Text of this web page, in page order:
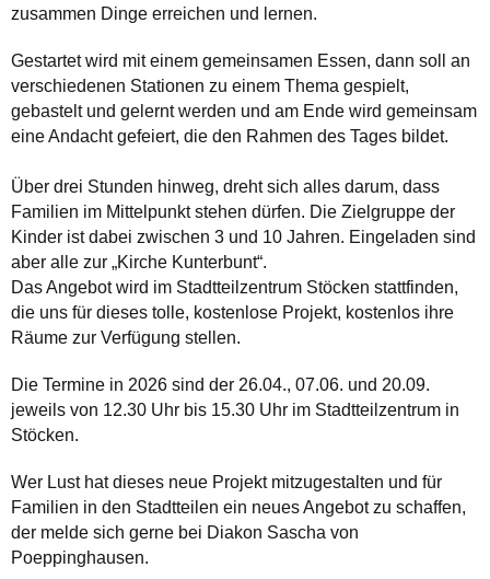
zusammen Dinge erreichen und lernen.
Gestartet wird mit einem gemeinsamen Essen, dann soll an
verschiedenen Stationen zu einem Thema gespielt,
gebastelt und gelernt werden und am Ende wird gemeinsam
eine Andacht gefeiert, die den Rahmen des Tages bildet.
Über drei Stunden hinweg, dreht sich alles darum, dass
Familien im Mittelpunkt stehen dürfen. Die Zielgruppe der
Kinder ist dabei zwischen 3 und 10 Jahren. Eingeladen sind
aber alle zur „Kirche Kunterbunt“.
Das Angebot wird im Stadtteilzentrum Stöcken stattfinden,
die uns für dieses tolle, kostenlose Projekt, kostenlos ihre
Räume zur Verfügung stellen.
Die Termine in 2026 sind der 26.04., 07.06. und 20.09.
jeweils von 12.30 Uhr bis 15.30 Uhr im Stadtteilzentrum in
Stöcken.
Wer Lust hat dieses neue Projekt mitzugestalten und für
Familien in den Stadtteilen ein neues Angebot zu schaffen,
der melde sich gerne bei Diakon Sascha von
Poeppinghausen.